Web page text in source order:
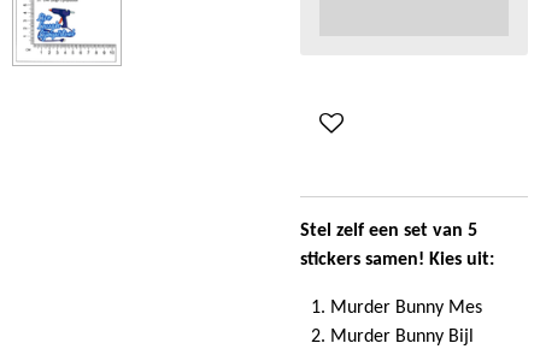
Stel zelf een set van 5
stickers samen! Kies uit:
Murder Bunny Mes
Murder Bunny Bijl